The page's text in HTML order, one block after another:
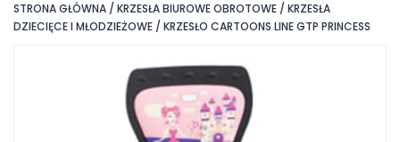
STRONA GŁÓWNA KRZESŁA BIUROWE OBROTOWE
KRZESŁA
DZIECIĘCE I MŁODZIEŻOWE
KRZESŁO CARTOONS LINE GTP PRINCESS